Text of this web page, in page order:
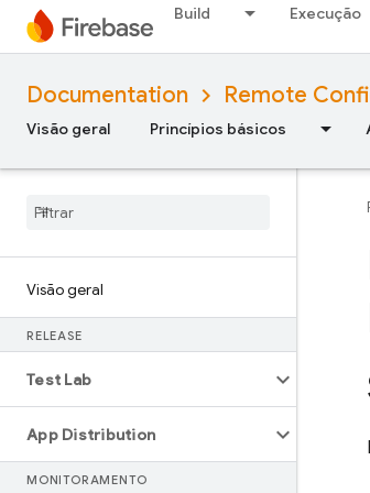
Build Execução
Documentation Remote
Visão geral Princípios básicos
Visão geral
RELEASE
Test Lab
App Distribution
MONITORAMENTO